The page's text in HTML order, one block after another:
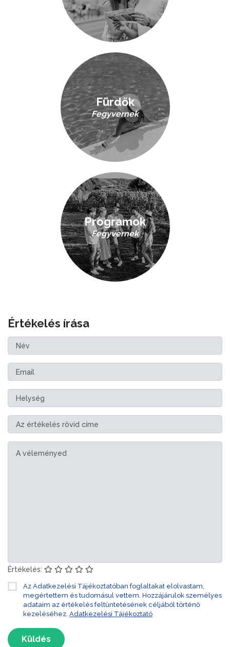
Fürdők
Fegyvernek
Programok
Fegyvernek
Értékelés írása
Értékelés:
Az Adatkezelési Tájékoztatóban foglaltakat elolvastam,
megértettem és tudomásul vettem. Hozzájárulok személyes
adataim az értékelés feltüntetésének céljából történő
kezeléséhez. Adatkezelési Tájékoztató
Küldés